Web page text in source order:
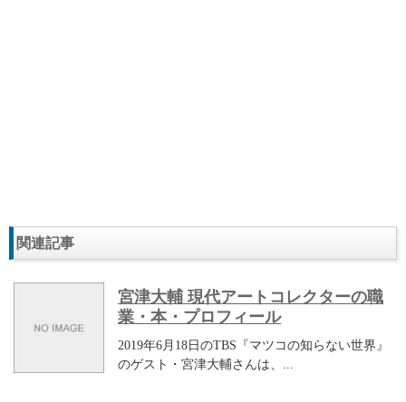
関連記事
宮津大輔 現代アートコレクターの職
業・本・プロフィール
2019年6月18日のTBS『マツコの知らない世界』
のゲスト・宮津大輔さんは、...